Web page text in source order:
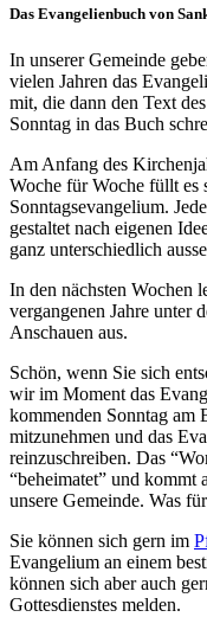
Das Evangelienbuch von
In unserer Gemeinde
vielen Jahren das
mit, die dann den Text
Sonntag in das Buch
Am Anfang des
Woche für Woche füllt es
Sonntagsevangelium.
gestaltet nach eigenen
ganz unterschiedlich
In den nächsten Wochen
vergangenen Jahre unter
Anschauen aus.
Schön, wenn Sie sich
wir im Moment das
kommenden Sonntag am
mitzunehmen und das
reinzuschreiben. Das
“beheimatet” und
unsere Gemeinde. Was
Sie können sich gern im
Evangelium an einem
können sich aber auch
Gottesdienstes melden.